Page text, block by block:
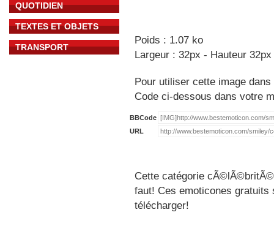
QUOTIDIEN
TEXTES ET OBJETS
TRANSPORT
Poids : 1.07 ko
Largeur : 32px - Hauteur 32px
Pour utiliser cette image
Code ci-dessous dans votre
BBCode
URL
Cette catégorie
faut! Ces emoticones
télécharger!